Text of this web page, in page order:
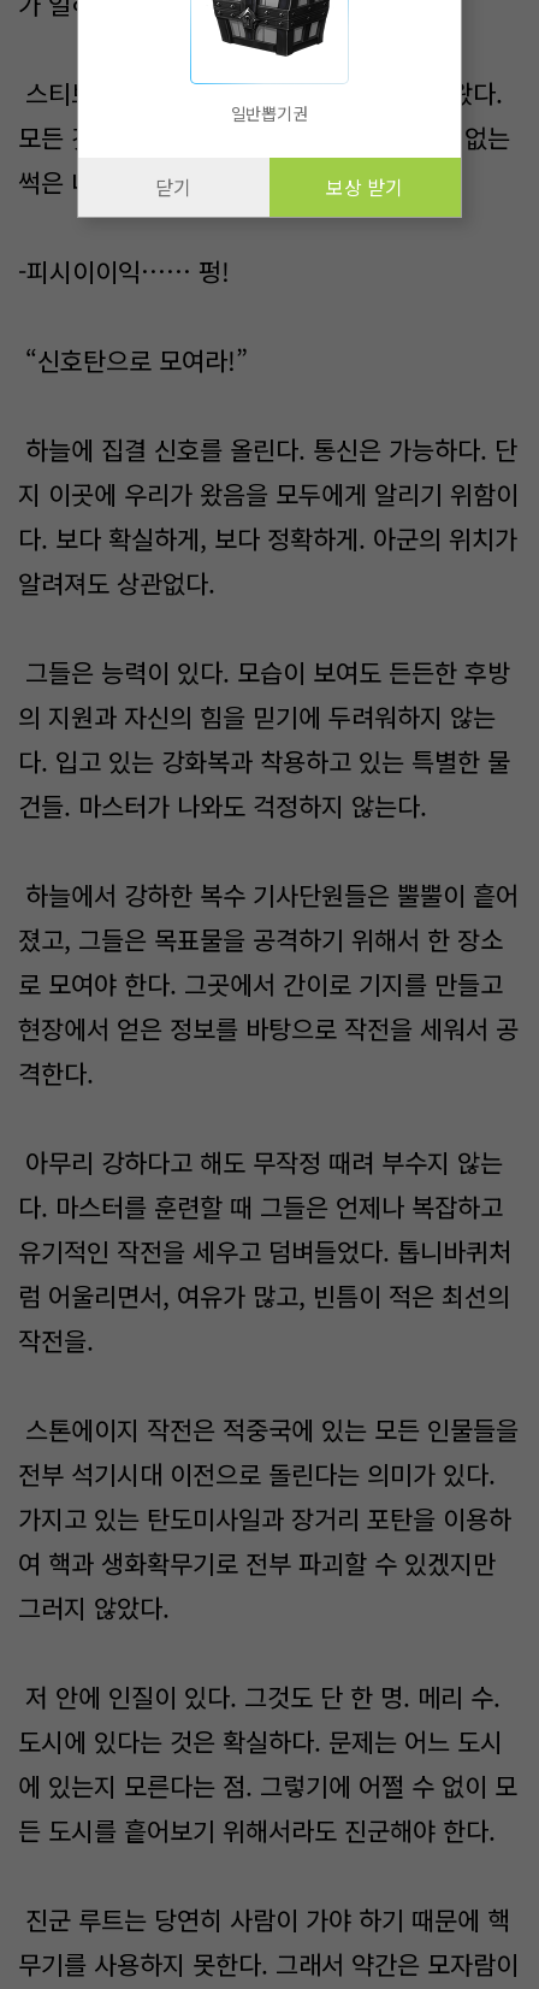
스티브가 가장 마지막으로 그 장소에 내려왔다.
모든 것이 폐허가 되고 살아 있는 사람 하나 없는
썩은 내가 진동하는 도시의 한 가운데.
-피시이이익…… 펑!
“신호탄으로 모여라!”
하늘에 집결 신호를 올린다. 통신은 가능하다. 단
지 이곳에 우리가 왔음을 모두에게 알리기 위함이
다. 보다 확실하게, 보다 정확하게. 아군의 위치가
알려져도 상관없다.
그들은 능력이 있다. 모습이 보여도 든든한 후방
의 지원과 자신의 힘을 믿기에 두려워하지 않는
다. 입고 있는 강화복과 착용하고 있는 특별한 물
건들. 마스터가 나와도 걱정하지 않는다.
하늘에서 강하한 복수 기사단원들은 뿔뿔이 흩어
졌고, 그들은 목표물을 공격하기 위해서 한 장소
로 모여야 한다. 그곳에서 간이로 기지를 만들고
현장에서 얻은 정보를 바탕으로 작전을 세워서 공
격한다.
아무리 강하다고 해도 무작정 때려 부수지 않는
다. 마스터를 훈련할 때 그들은 언제나 복잡하고
유기적인 작전을 세우고 덤벼들었다. 톱니바퀴처
럼 어울리면서, 여유가 많고, 빈틈이 적은 최선의
작전을.
스톤에이지 작전은 적중국에 있는 모든 인물들을
전부 석기시대 이전으로 돌린다는 의미가 있다.
가지고 있는 탄도미사일과 장거리 포탄을 이용하
여 핵과 생화확무기로 전부 파괴할 수 있겠지만
그러지 않았다.
저 안에 인질이 있다. 그것도 단 한 명. 메리 수.
도시에 있다는 것은 확실하다. 문제는 어느 도시
에 있는지 모른다는 점. 그렇기에 어쩔 수 없이 모
든 도시를 흩어보기 위해서라도 진군해야 한다.
진군 루트는 당연히 사람이 가야 하기 때문에 핵
무기를 사용하지 못한다. 그래서 약간은 모자람이
일반뽑기권
닫기 보상 받기